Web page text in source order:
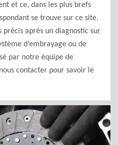
et ce, dans les plus brefs
se trouve sur ce site.
précis après un diagnostic sur
d’embrayage ou de
par notre équipe de
contacter pour savoir le